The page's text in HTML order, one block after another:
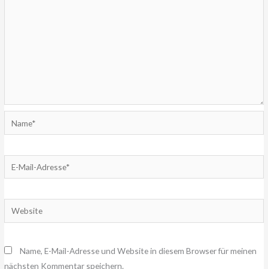
Mail-
Website
Name, E-Mail-Adresse und Website in diesem Browser für meinen
nächsten Kommentar speichern.